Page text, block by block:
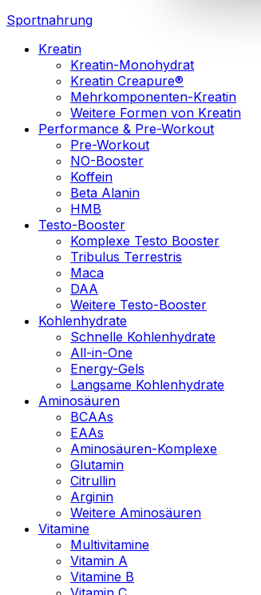
Sportnahrung
Kreatin
Kreatin-Monohydrat
Kreatin Creapure®
Mehrkomponenten-Kreatin
Weitere Formen von Kreatin
Performance & Pre-Workout
Pre-Workout
NO-Booster
Koffein
Beta Alanin
HMB
Testo-Booster
Komplexe Testo Booster
Tribulus Terrestris
Maca
DAA
Weitere Testo-Booster
Kohlenhydrate
Schnelle Kohlenhydrate
All-in-One
Energy-Gels
Langsame Kohlenhydrate
Aminosäuren
BCAAs
EAAs
Aminosäuren-Komplexe
Glutamin
Citrullin
Arginin
Weitere Aminosäuren
Vitamine
Multivitamine
Vitamin A
Vitamine B